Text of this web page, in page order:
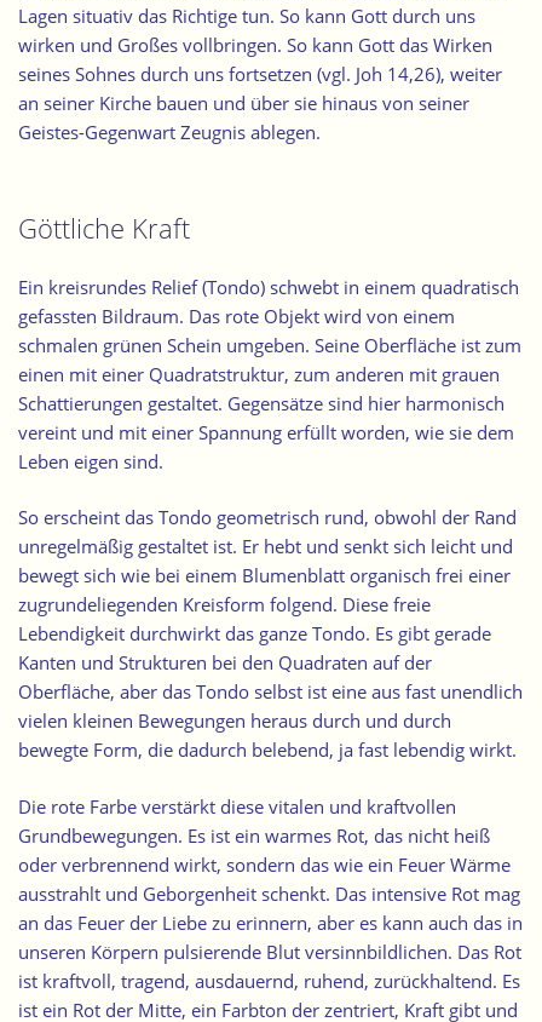
Lagen situativ das Richtige tun. So kann Gott durch uns
wirken und Großes vollbringen. So kann Gott das Wirken
seines Sohnes durch uns fortsetzen (vgl. Joh 14,26), weiter
an seiner Kirche bauen und über sie hinaus von seiner
Geistes-Gegenwart Zeugnis ablegen.
Göttliche Kraft
Ein kreisrundes Relief (Tondo) schwebt in einem quadratisch
gefassten Bildraum. Das rote Objekt wird von einem
schmalen grünen Schein umgeben. Seine Oberfläche ist zum
einen mit einer Quadratstruktur, zum anderen mit grauen
Schattierungen gestaltet. Gegensätze sind hier harmonisch
vereint und mit einer Spannung erfüllt worden, wie sie dem
Leben eigen sind.
So erscheint das Tondo geometrisch rund, obwohl der Rand
unregelmäßig gestaltet ist. Er hebt und senkt sich leicht und
bewegt sich wie bei einem Blumenblatt organisch frei einer
zugrundeliegenden Kreisform folgend. Diese freie
Lebendigkeit durchwirkt das ganze Tondo. Es gibt gerade
Kanten und Strukturen bei den Quadraten auf der
Oberfläche, aber das Tondo selbst ist eine aus fast unendlich
vielen kleinen Bewegungen heraus durch und durch
bewegte Form, die dadurch belebend, ja fast lebendig wirkt.
Die rote Farbe verstärkt diese vitalen und kraftvollen
Grundbewegungen. Es ist ein warmes Rot, das nicht heiß
oder verbrennend wirkt, sondern das wie ein Feuer Wärme
ausstrahlt und Geborgenheit schenkt. Das intensive Rot mag
an das Feuer der Liebe zu erinnern, aber es kann auch das in
unseren Körpern pulsierende Blut versinnbildlichen. Das Rot
ist kraftvoll, tragend, ausdauernd, ruhend, zurückhaltend. Es
ist ein Rot der Mitte, ein Farbton der zentriert, Kraft gibt und